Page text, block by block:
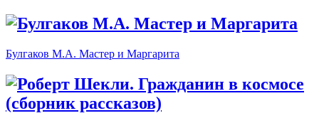
Булгаков М.А. Мастер и Маргарита